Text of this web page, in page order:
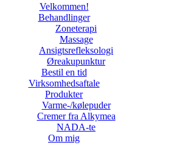
Velkommen!
Behandlinger
Zoneterapi
Massage
Ansigtsrefleksologi
Øreakupunktur
Bestil en tid
Virksomhedsaftale
Produkter
Varme-/kølepuder
Cremer fra Alkymea
NADA-te
Om mig